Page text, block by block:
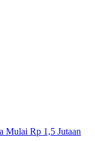
Mulai Rp 1,5 Jutaan